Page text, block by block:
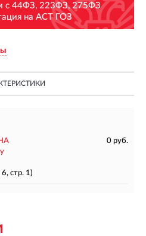
с 44ФЗ, 223ФЗ, 275ФЗ
на АСТ ГОЗ
0 руб.
стр. 1)